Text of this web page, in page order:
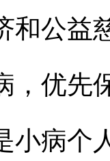
和公益
优先
病个